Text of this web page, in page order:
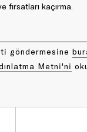
fırsatları kaçırma.
göndermesine bu
Metni'ni